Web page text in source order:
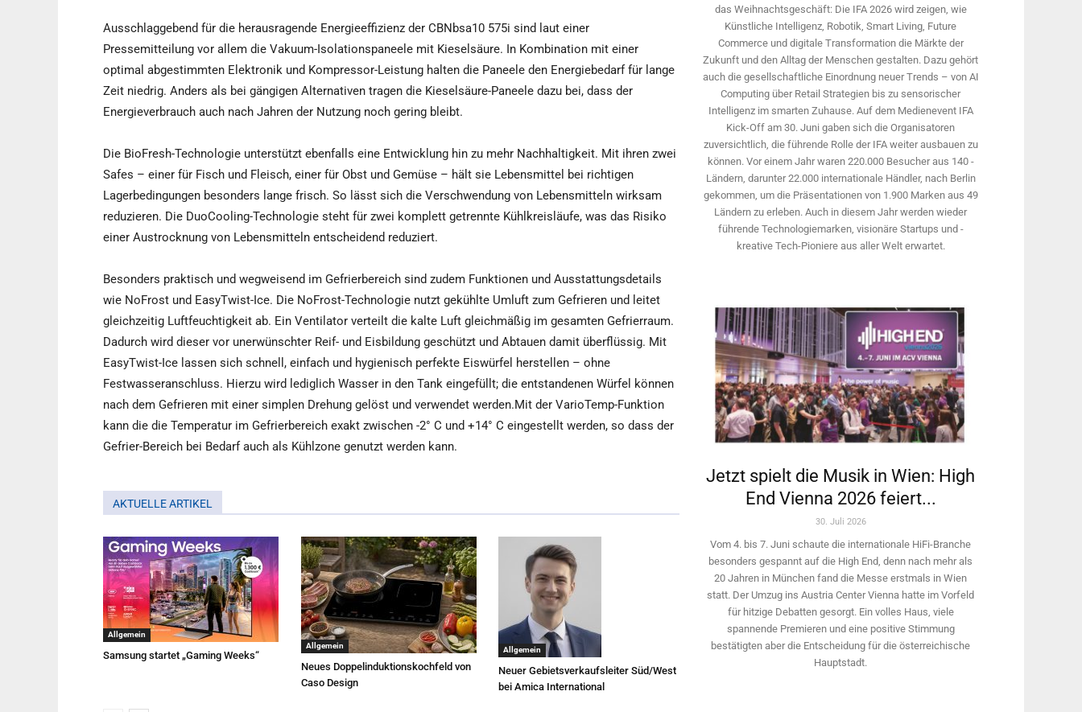
Ausschlaggebend für die herausragende Energieeffizienz der CBNbsa10 575i sind laut einer
Pressemitteilung vor allem die Vakuum-Isolationspaneele mit Kieselsäure. In Kombination mit einer
optimal abgestimmten Elektronik und Kompressor-Leistung halten die Paneele den Energiebedarf für lange
Zeit niedrig. Anders als bei gängigen Alternativen tragen die Kieselsäure-Paneele dazu bei, dass der
Energieverbrauch auch nach Jahren der Nutzung noch gering bleibt.
Die BioFresh-Technologie unterstützt ebenfalls eine Entwicklung hin zu mehr Nachhaltigkeit. Mit ihren zwei
Safes – einer für Fisch und Fleisch, einer für Obst und Gemüse – hält sie Lebensmittel bei richtigen
Lagerbedingungen besonders lange frisch. So lässt sich die Verschwendung von Lebensmitteln wirksam
reduzieren. Die DuoCooling-Technologie steht für zwei komplett getrennte Kühlkreisläufe, was das Risiko
einer Austrocknung von Lebensmitteln entscheidend reduziert.
Besonders praktisch und wegweisend im Gefrierbereich sind zudem Funktionen und Ausstattungsdetails
wie NoFrost und EasyTwist-Ice. Die NoFrost-Technologie nutzt gekühlte Umluft zum Gefrieren und leitet
gleichzeitig Luftfeuchtigkeit ab. Ein Ventilator verteilt die kalte Luft gleichmäßig im gesamten Gefrierraum.
Dadurch wird dieser vor unerwünschter Reif- und Eisbildung geschützt und Abtauen damit überflüssig. Mit
EasyTwist-Ice lassen sich schnell, einfach und hygienisch perfekte Eiswürfel herstellen – ohne
Festwasseranschluss. Hierzu wird lediglich Wasser in den Tank eingefüllt; die entstandenen Würfel können
nach dem Gefrieren mit einer simplen Drehung gelöst und verwendet werden.Mit der VarioTemp-Funktion
kann die die Temperatur im Gefrierbereich exakt zwischen -2° C und +14° C eingestellt werden, so dass der
Gefrier-Bereich bei Bedarf auch als Kühlzone genutzt werden kann.
AKTUELLE ARTIKEL
Allgemein
Samsung startet „Gaming Weeks“
Allgemein
Neues Doppelinduktionskochfeld von
Caso Design
Allgemein
Neuer Gebietsverkaufsleiter Süd/West
bei Amica International
das Weihnachtsgeschäft: Die IFA 2026 wird ­zeigen, wie
Künstliche Intelligenz, Robotik, Smart Living, Future
Commerce und digitale Trans­formation die Märkte der
Zukunft und den Alltag der Menschen gestalten. Dazu gehört
auch die gesellschaftliche Einordnung neuer Trends – von AI
Computing über Retail Strategien bis zu sensorischer
Intelligenz im smarten Zuhause. Auf dem Medien­event IFA
Kick-Off am 30. Juni gaben sich die Organisatoren
zuversichtlich, die führende Rolle der IFA weiter ausbauen zu
können. Vor einem Jahr ­waren 220.000 Besucher aus 140 ­
Ländern, ­darunter 22.000 internationale Händler, nach Berlin
gekommen, um die Präsen­tationen von 1.900 Marken aus 49
Ländern zu erleben. Auch in diesem Jahr werden wieder
führende Technologiemarken, visionäre Startups und ­
kreative Tech-Pioniere aus aller Welt erwartet.
Jetzt spielt die Musik in Wien: High
End Vienna 2026 feiert...
30. Juli 2026
Vom 4. bis 7. Juni schaute die internationale HiFi-Branche
besonders gespannt auf die High End, denn nach mehr als
20 Jahren in München fand die Messe erstmals in Wien
statt. Der Umzug ins Austria Center Vienna hatte im Vorfeld
für hitzige Debatten gesorgt. Ein volles Haus, viele
spannende Premieren und eine positive Stimmung
bestätigten aber die Entscheidung für die österreichische
Hauptstadt.